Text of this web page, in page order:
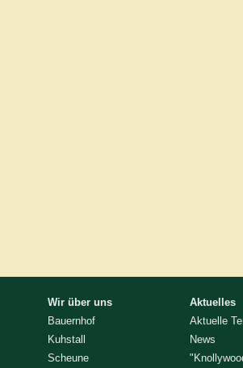
Wir über uns
Bauernhof
Kuhstall
Scheune
Aktuelles
Aktuelle
News